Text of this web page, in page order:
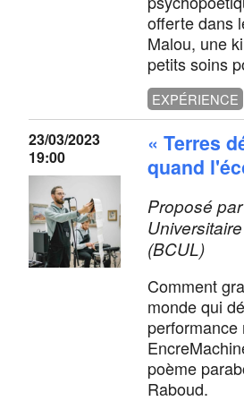
offerte dans
Malou, une
petits soins
EXPÉRIENCE
23/03/2023
19:00
« Terres
quand
Proposé
(BCUL)
Comment
monde qui
poème
Raboud.